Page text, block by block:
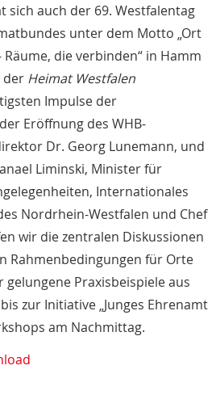
sich auch der 69. Westfalentag
unter dem Motto „Ort
die verbinden“ in Hamm
der Heimat Westfalen
Impulse der
Eröffnung des WHB-
Dr. Georg Lunemann, und
Liminski, Minister für
Internationales
Nordrhein-Westfalen und Chef
wir die zentralen Diskussionen
Rahmenbedingungen für Orte
Praxisbeispiele aus
zur Initiative „Junges Ehrenamt
am Nachmittag.